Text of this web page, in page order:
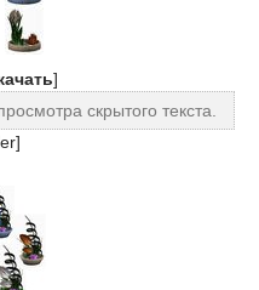
]
скрытого текста.